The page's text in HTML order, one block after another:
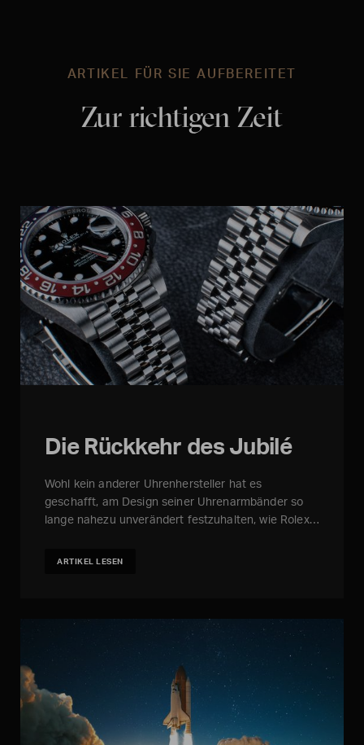
ARTIKEL FÜR SIE AUFBEREITET
Zur richtigen Zeit
Die Rückkehr des Jubilé
Wohl kein anderer Uhrenhersteller hat es
geschafft, am Design seiner Uhrenarmbänder so
lange nahezu unverändert festzuhalten, wie Rolex…
ARTIKEL LESEN